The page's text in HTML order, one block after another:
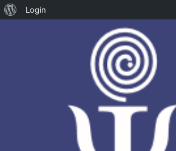
Login